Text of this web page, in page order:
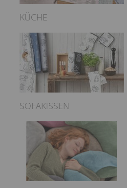
KÜCHE
SOFAKISSEN